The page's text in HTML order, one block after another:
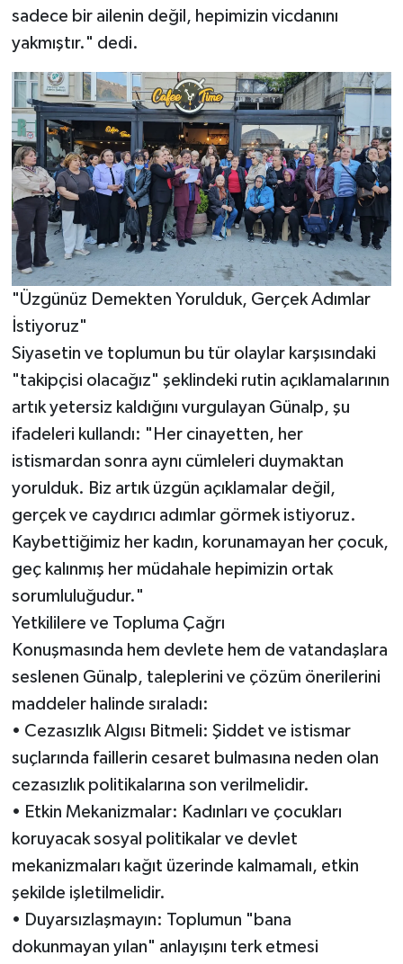
sadece bir ailenin değil, hepimizin vicdanını
yakmıştır." dedi.
"Üzgünüz Demekten Yorulduk, Gerçek Adımlar
İstiyoruz"
Siyasetin ve toplumun bu tür olaylar karşısındaki
"takipçisi olacağız" şeklindeki rutin açıklamalarının
artık yetersiz kaldığını vurgulayan Günalp, şu
ifadeleri kullandı: "Her cinayetten, her
istismardan sonra aynı cümleleri duymaktan
yorulduk. Biz artık üzgün açıklamalar değil,
gerçek ve caydırıcı adımlar görmek istiyoruz.
Kaybettiğimiz her kadın, korunamayan her çocuk,
geç kalınmış her müdahale hepimizin ortak
sorumluluğudur."
Yetkililere ve Topluma Çağrı
Konuşmasında hem devlete hem de vatandaşlara
seslenen Günalp, taleplerini ve çözüm önerilerini
maddeler halinde sıraladı:
• Cezasızlık Algısı Bitmeli: Şiddet ve istismar
suçlarında faillerin cesaret bulmasına neden olan
cezasızlık politikalarına son verilmelidir.
• Etkin Mekanizmalar: Kadınları ve çocukları
koruyacak sosyal politikalar ve devlet
mekanizmaları kağıt üzerinde kalmamalı, etkin
şekilde işletilmelidir.
• Duyarsızlaşmayın: Toplumun "bana
dokunmayan yılan" anlayışını terk etmesi